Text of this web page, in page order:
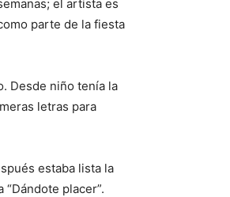
el artista es
parte de la fiesta
Desde niño tenía la
letras para
estaba lista la
placer”.